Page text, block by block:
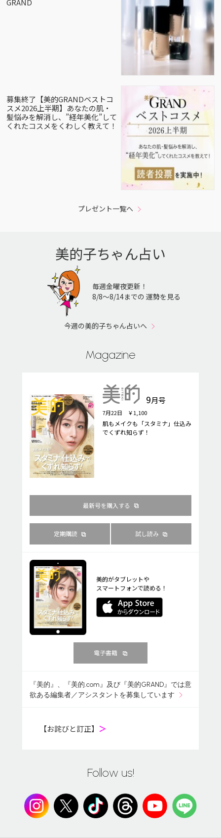
GRAND
募集終了【美的GRANDベストコ
スメ2026上半期】あなたの肌・
髪悩みを解消し、”経年美化”して
くれたコスメをくわしく教えて！
プレゼント一覧へ
美的子ちゃん占い
毎週金曜夜更新！
8/8〜8/14までの 運勢を見る
今週の美的子ちゃん占いへ
Magazine
9月号
7月22日 ￥1,100
肌もメイクも「スタミナ」仕込み
でくずれ知らず！
最新号を購入する
定期購読 試し読み
美的がタブレットや
スマートフォンで読める！
電子書籍
『美的』、『美的.com』及び『美的GRAND』では意
欲ある編集者／アシスタントを募集しています
【お詫びと訂正】 ＞
Follow us!